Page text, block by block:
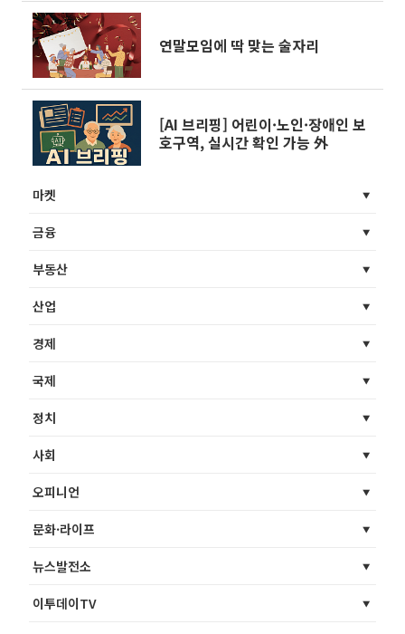
연말모임에 딱 맞는 술자리
[AI 브리핑] 어린이·노인·장애인 보
호구역, 실시간 확인 가능 外
마켓
금융
부동산
산업
경제
국제
정치
사회
오피니언
문화·라이프
뉴스발전소
이투데이TV